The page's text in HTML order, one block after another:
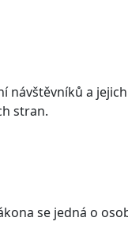
návštěvníků a
stran.
se jedná o